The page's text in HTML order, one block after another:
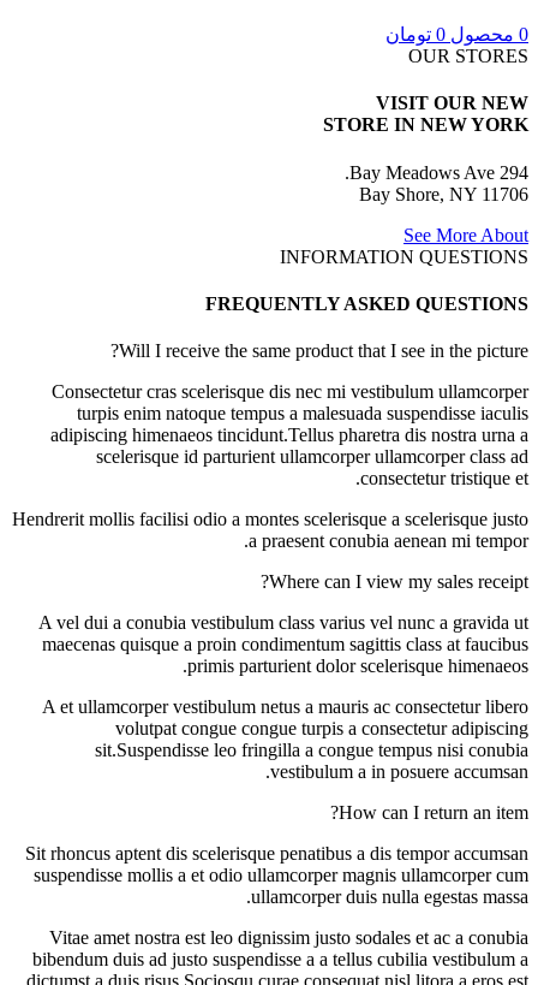
0 محصول 0 تومان
OUR STORES
VISIT OUR NEW
STORE IN NEW YORK
294 Bay Meadows Ave.
Bay Shore, NY 11706
See More About
INFORMATION QUESTIONS
FREQUENTLY ASKED QUESTIONS
Will I receive the same product that I see in the picture?
Consectetur cras scelerisque dis nec mi vestibulum ullamcorper
turpis enim natoque tempus a malesuada suspendisse iaculis
adipiscing himenaeos tincidunt.Tellus pharetra dis nostra urna a
scelerisque id parturient ullamcorper ullamcorper class ad
consectetur tristique et.
Hendrerit mollis facilisi odio a montes scelerisque a scelerisque justo
a praesent conubia aenean mi tempor.
Where can I view my sales receipt?
A vel dui a conubia vestibulum class varius vel nunc a gravida ut
maecenas quisque a proin condimentum sagittis class at faucibus
primis parturient dolor scelerisque himenaeos.
A et ullamcorper vestibulum netus a mauris ac consectetur libero
volutpat congue congue turpis a consectetur adipiscing
sit.Suspendisse leo fringilla a congue tempus nisi conubia
vestibulum a in posuere accumsan.
How can I return an item?
Sit rhoncus aptent dis scelerisque penatibus a dis tempor accumsan
suspendisse mollis a et odio ullamcorper magnis ullamcorper cum
ullamcorper duis nulla egestas massa.
Vitae amet nostra est leo dignissim justo sodales et ac a conubia
bibendum duis ad justo suspendisse a a tellus cubilia vestibulum a
dictumst a duis risus.Sociosqu curae consequat nisl litora a eros est